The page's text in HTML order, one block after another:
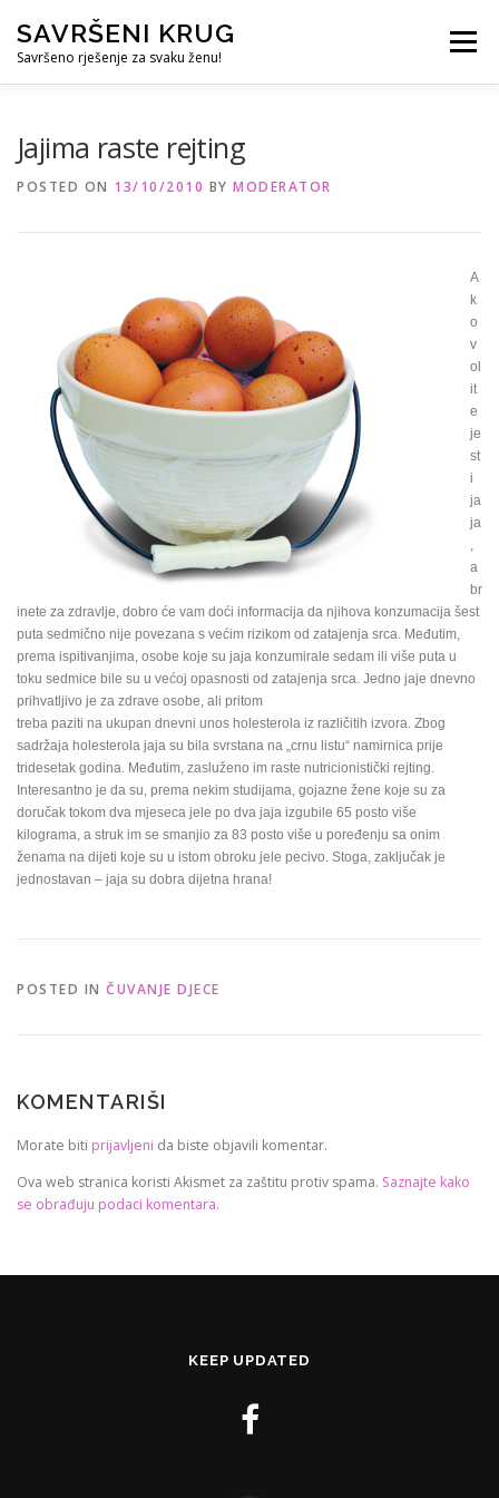
content
SAVRŠENI KRUG
Savršeno rješenje za svaku ženu!
Menu
Jajima raste rejting
POSTED ON 13/10/2010 BY MODERATOR
A
k
o
v
ol
it
e
je
st
i
ja
ja
,
a
br
inete za zdravlje, dobro će vam doći informacija da njihova konzumacija šest
puta sedmično nije povezana s većim rizikom od zatajenja srca. Međutim,
prema ispitivanjima, osobe koje su jaja konzumirale sedam ili više puta u
toku sedmice bile su u većoj opasnosti od zatajenja srca. Jedno jaje dnevno
prihvatljivo je za zdrave osobe, ali pritom
treba paziti na ukupan dnevni unos holesterola iz različitih izvora. Zbog
sadržaja holesterola jaja su bila svrstana na „crnu listu“ namirnica prije
tridesetak godina. Međutim, zasluženo im raste nutricionistički rejting.
Interesantno je da su, prema nekim studijama, gojazne žene koje su za
doručak tokom dva mjeseca jele po dva jaja izgubile 65 posto više
kilograma, a struk im se smanjio za 83 posto više u poređenju sa onim
ženama na dijeti koje su u istom obroku jele pecivo. Stoga, zaključak je
jednostavan – jaja su dobra dijetna hrana!
POSTED IN ČUVANJE DJECE
KOMENTARIŠI
Morate biti prijavljeni da biste objavili komentar.
Ova web stranica koristi Akismet za zaštitu protiv spama. Saznajte kako
se obrađuju podaci komentara.
KEEP UPDATED